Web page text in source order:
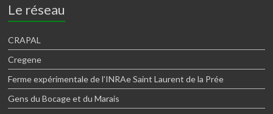
Le réseau
CRAPAL
Cregene
Ferme expérimentale de l’INRAe Saint Laurent de la Prée
Gens du Bocage et du Marais